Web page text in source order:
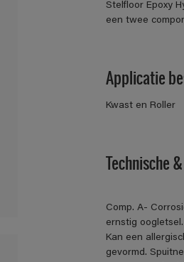
Stelfloor Epoxy
een twee
Applicatie
Kwast en Roller
Technische
Comp. A-
ernstig
Kan een
gevormd.